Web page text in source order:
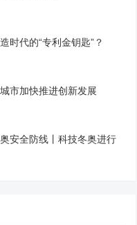
时代的“专利金钥匙”？
市加快推进创新发展
安全防线丨科技冬奥进行